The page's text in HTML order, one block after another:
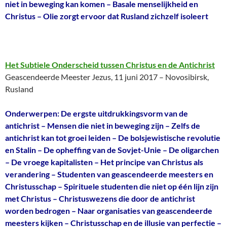
niet in beweging kan komen – Basale menselijkheid en
Christus – Olie zorgt ervoor dat Rusland zichzelf isoleert
Het Subtiele Onderscheid tussen Christus en de Antichrist
Geascendeerde Meester Jezus, 11 juni 2017 – Novosibirsk,
Rusland
Onderwerpen: De ergste uitdrukkingsvorm van de
antichrist – Mensen die niet in beweging zijn – Zelfs de
antichrist kan tot groei leiden – De bolsjewistische revolutie
en Stalin – De opheffing van de Sovjet-Unie – De oligarchen
– De vroege kapitalisten – Het principe van Christus als
verandering – Studenten van geascendeerde meesters en
Christusschap – Spirituele studenten die niet op één lijn zijn
met Christus – Christuswezens die door de antichrist
worden bedrogen – Naar organisaties van geascendeerde
meesters kijken – Christusschap en de illusie van perfectie –